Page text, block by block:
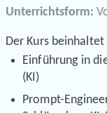
Unterrichtsform:
Der Kurs
Einführung in
(KI)
Prompt-